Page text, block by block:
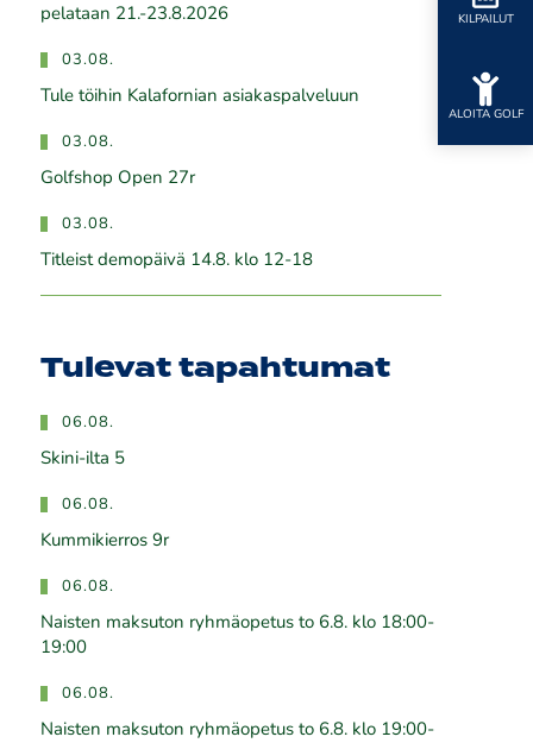
KILPAILUT
ALOITA GOLF
pelataan 21.-23.8.2026
03.08.
Tule töihin Kalafornian asiakaspalveluun
03.08.
Golfshop Open 27r
03.08.
Titleist demopäivä 14.8. klo 12-18
Tulevat tapahtumat
06.08.
Skini-ilta 5
06.08.
Kummikierros 9r
06.08.
Naisten maksuton ryhmäopetus to 6.8. klo 18:00-
19:00
06.08.
Naisten maksuton ryhmäopetus to 6.8. klo 19:00-